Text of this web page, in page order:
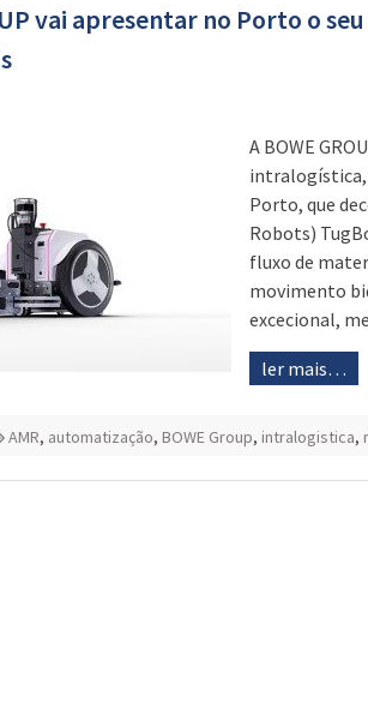
vai apresentar no Porto o
A BOWE
intralogística,
Porto, que
Robots)
fluxo de
movimento
excecional,
ler mais…
AMR, automatização, BOWE Group, intralogistica,